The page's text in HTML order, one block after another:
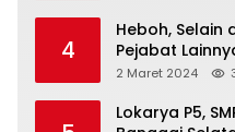
4
Heboh, Selain
Pejabat
Bakal di
2 Maret 2024
Lokarya P5,